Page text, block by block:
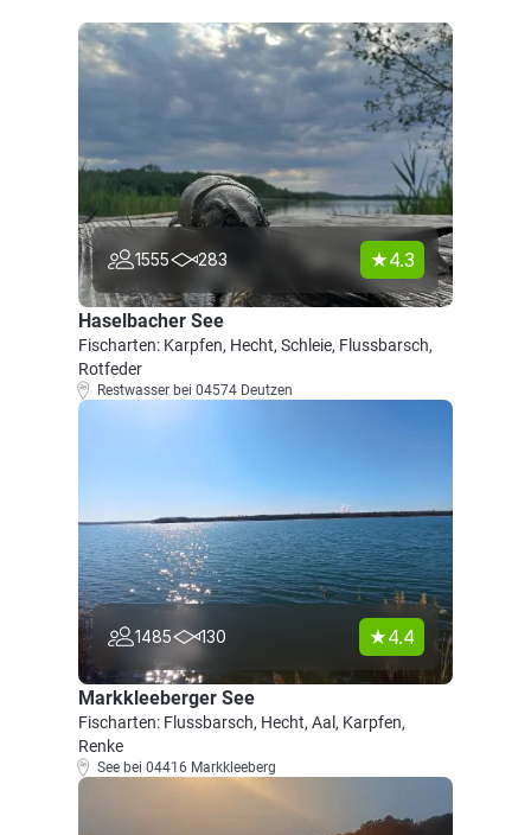
1555 283 4.3
Haselbacher See
Fischarten: Karpfen, Hecht, Schleie, Flussbarsch,
Rotfeder
Restwasser bei 04574 Deutzen
1485 130 4.4
Markkleeberger See
Fischarten: Flussbarsch, Hecht, Aal, Karpfen,
Renke
See bei 04416 Markkleeberg